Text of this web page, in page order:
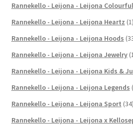
Rannekello - Leijona - Leijona Colourful
Rannekello - Leijona - Leijona Heartz (1)
Rannekello - Leijona - Leijona Hoods
Rannekello - Leijona - Leijona Jewelry
Rannekello - Leijona - Leijona Kids &
Rannekello - Leijona - Leijona Legends
Rannekello - Leijona - Leijona Sport (34)
Rannekello - Leijona - Leijona x